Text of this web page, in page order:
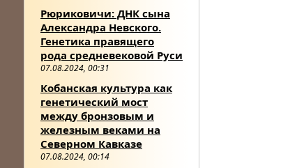
Рюриковичи: ДНК сына
Александра Невского.
Генетика правящего
рода средневековой Руси
07.08.2024, 00:31
Кобанская культура как
генетический мост
между бронзовым и
железным веками на
Северном Кавказе
07.08.2024, 00:14